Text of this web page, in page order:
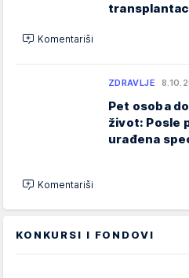
Komentariši
ZDRAVLJE
Pet osoba
život: Posle
urađena
Komentariši
KONKURSI I FONDOVI